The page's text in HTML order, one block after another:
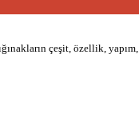
çeşit, özellik,